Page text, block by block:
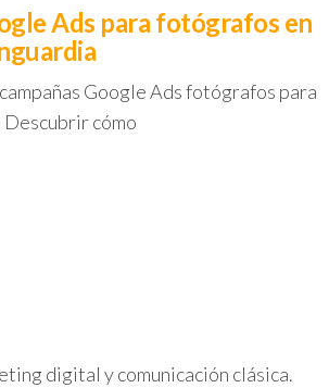
Ads para fotógrafos en
Google Ads fotógrafos para
cómo
digital y comunicación clásica.